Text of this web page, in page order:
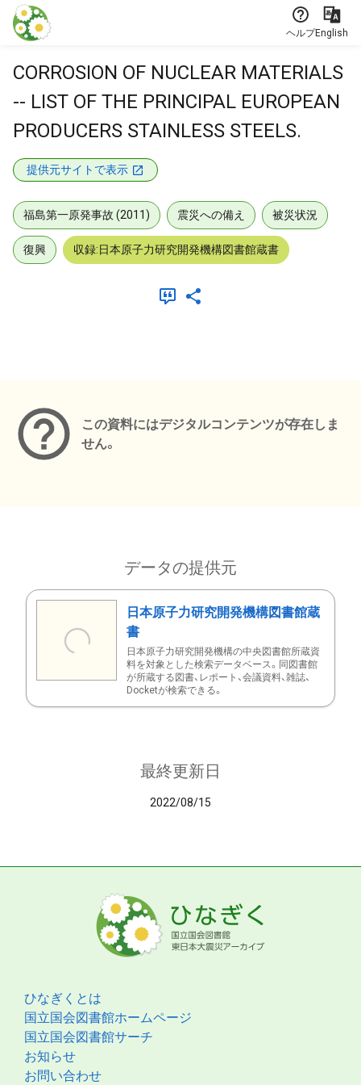
本文に飛ぶ
ヘルプEnglish
CORROSION OF NUCLEAR MATERIALS
-- LIST OF THE PRINCIPAL EUROPEAN
PRODUCERS STAINLESS STEELS.
提供元サイトで表示
福島第一原発事故 (2011) 震災への備え 被災状況
復興 収録:日本原子力研究開発機構図書館蔵書
この資料にはデジタルコンテンツが存在しま
せん。
データの提供元
日本原子力研究開発機構図書館蔵
書
日本原子力研究開発機構の中央図書館所蔵資
料を対象とした検索データベース。同図書館
が所蔵する図書、レポート、会議資料、雑誌、
Docketが検索できる。
最終更新日
2022/08/15
ひなぎくとは
国立国会図書館ホームページ
国立国会図書館サーチ
お知らせ
お問い合わせ